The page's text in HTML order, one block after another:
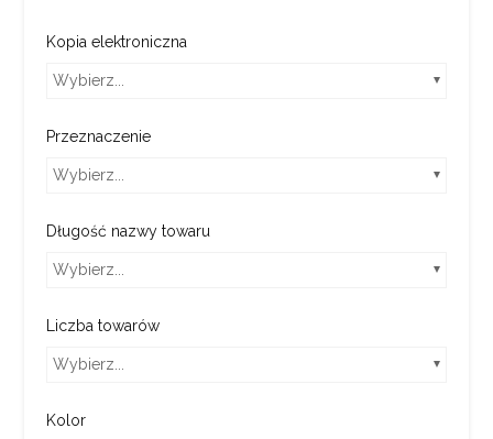
Kopia elektroniczna
Wybierz...
Przeznaczenie
Wybierz...
Długość nazwy towaru
Wybierz...
Liczba towarów
Wybierz...
Kolor